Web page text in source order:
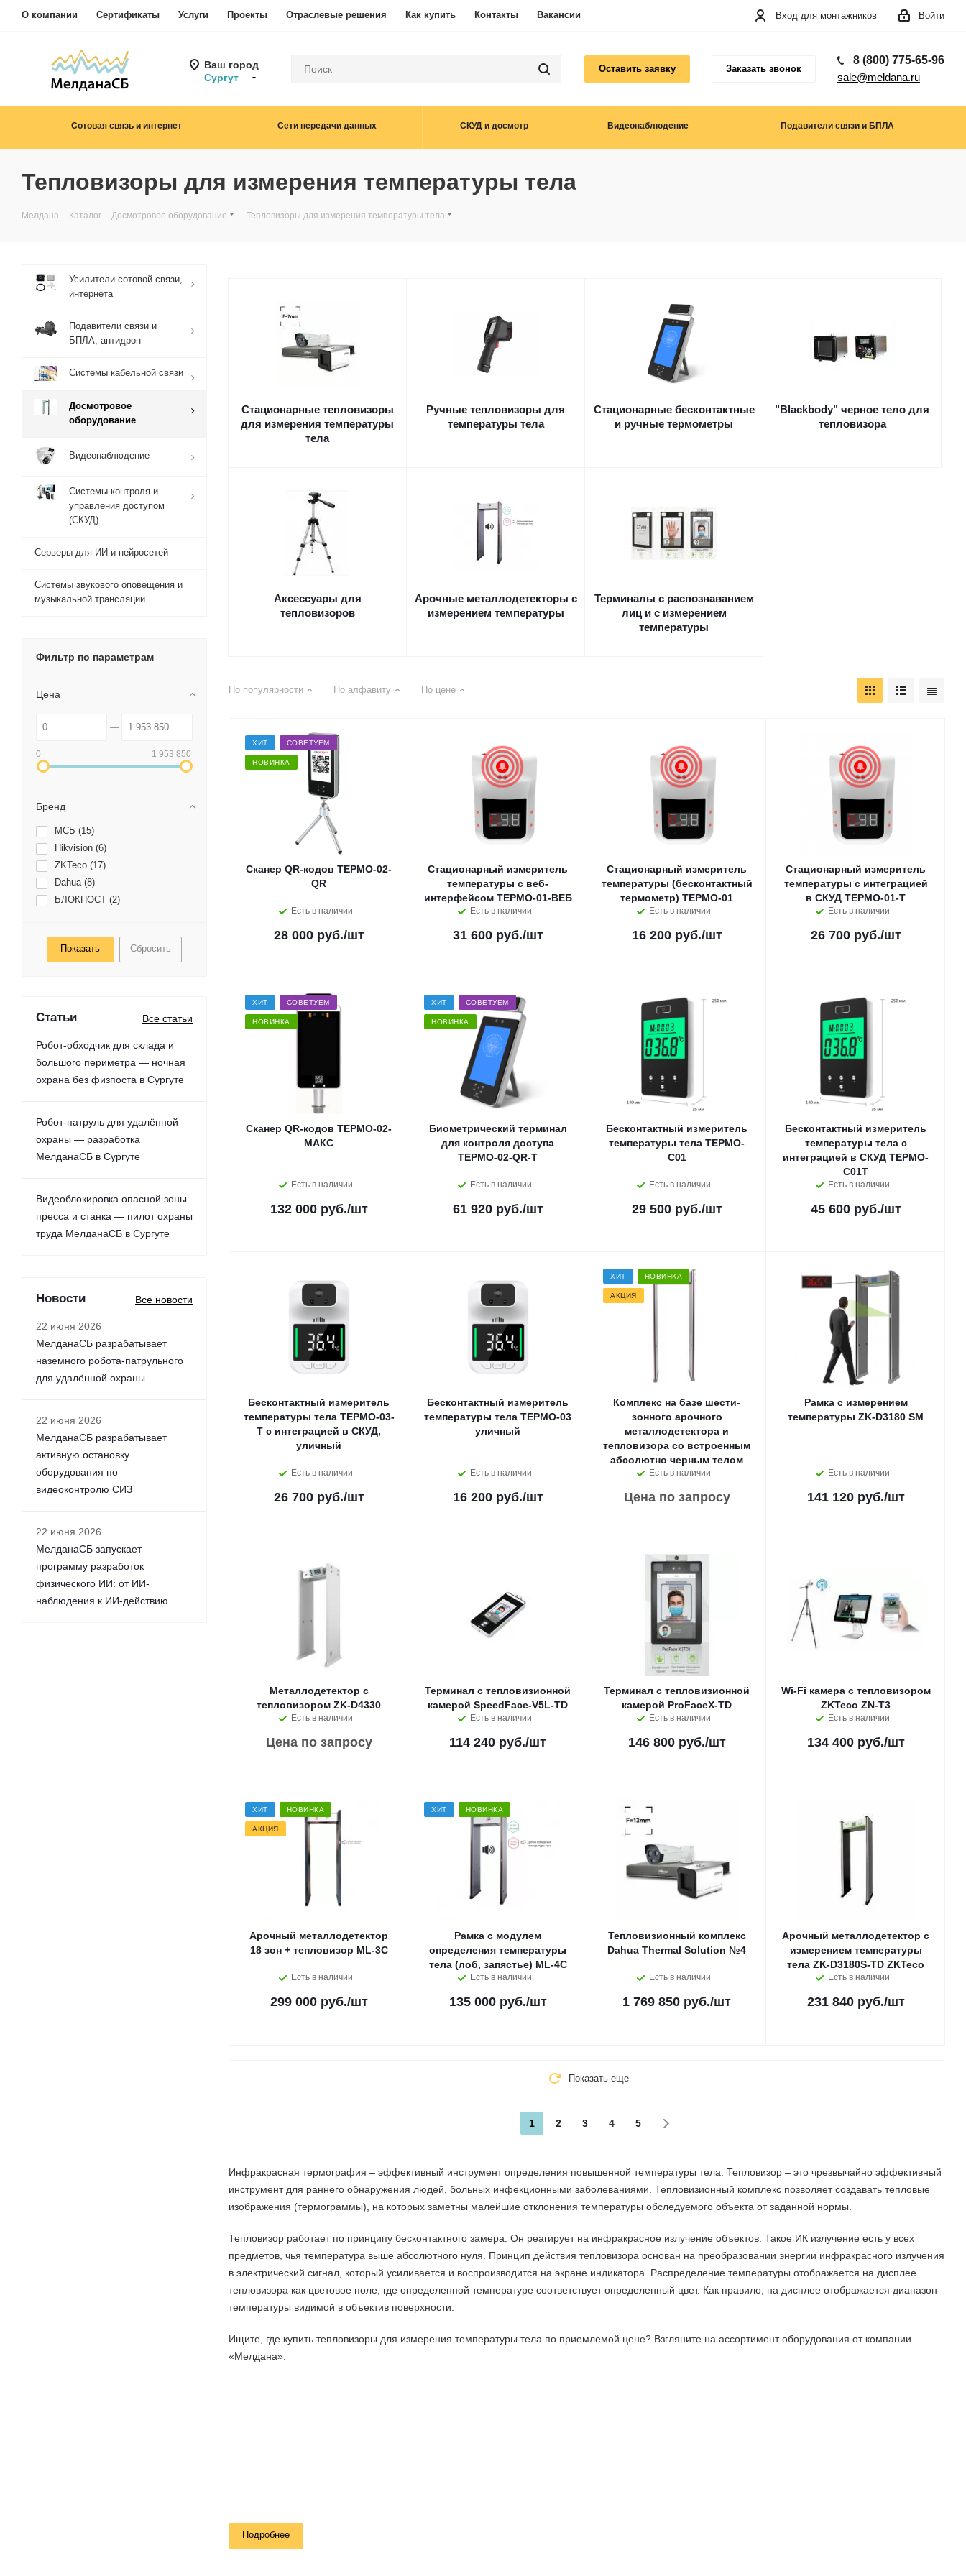
О компании Сертификаты Услуги Проекты Отраслевые решения Как купить Контакты Вакансии Войти
Вход для монтажников
Ваш город
Сургут
Оставить заявку Заказать звонок
8 (800) 775-65-96
sale@meldana.ru
Сотовая связь и интернет Сети передачи данных СКУД и досмотр Видеонаблюдение Подавители связи и БПЛА
Тепловизоры для измерения температуры тела
Мелдана - Каталог - Досмотровое оборудование - Тепловизоры для измерения температуры тела
Стационарные тепловизоры
для измерения температуры
тела
Ручные тепловизоры для
температуры тела
Стационарные бесконтактные
и ручные термометры
"Blackbody" черное тело для
тепловизора
Аксессуары для
тепловизоров
Арочные металлодетекторы с
измерением температуры
Терминалы с распознаванием
лиц и с измерением
температуры
По популярности По алфавиту По цене
ХИТ СОВЕТУЕМ
НОВИНКА
Сканер QR-кодов ТЕРМО-02-
QR
Есть в наличии
28 000 руб./шт
Стационарный измеритель
температуры с веб-
интерфейсом ТЕРМО-01-ВЕБ
Есть в наличии
31 600 руб./шт
Стационарный измеритель
температуры (бесконтактный
термометр) ТЕРМО-01
Есть в наличии
16 200 руб./шт
Стационарный измеритель
температуры с интеграцией
в СКУД ТЕРМО-01-Т
Есть в наличии
26 700 руб./шт
ХИТ СОВЕТУЕМ
НОВИНКА
Сканер QR-кодов ТЕРМО-02-
МАКС
Есть в наличии
132 000 руб./шт
ХИТ СОВЕТУЕМ
НОВИНКА
Биометрический терминал
для контроля доступа
ТЕРМО-02-QR-T
Есть в наличии
61 920 руб./шт
Бесконтактный измеритель
температуры тела ТЕРМО-
С01
Есть в наличии
29 500 руб./шт
Бесконтактный измеритель
температуры тела c
интеграцией в СКУД ТЕРМО-
С01Т
Есть в наличии
45 600 руб./шт
Бесконтактный измеритель
температуры тела ТЕРМО-03-
Т c интеграцией в СКУД,
уличный
Есть в наличии
26 700 руб./шт
Бесконтактный измеритель
температуры тела ТЕРМО-03
уличный
Есть в наличии
16 200 руб./шт
ХИТ НОВИНКА
АКЦИЯ
Комплекс на базе шести-
зонного арочного
металлодетектора и
тепловизора со встроенным
абсолютно черным телом
Есть в наличии
Цена по запросу
Рамка с измерением
температуры ZK-D3180 SM
Есть в наличии
141 120 руб./шт
Металлодетектор с
тепловизором ZK-D4330
Есть в наличии
Цена по запросу
Терминал с тепловизионной
камерой SpeedFace-V5L-TD
Есть в наличии
114 240 руб./шт
Терминал с тепловизионной
камерой ProFaceX-TD
Есть в наличии
146 800 руб./шт
Wi-Fi камера с тепловизором
ZKTeco ZN-T3
Есть в наличии
134 400 руб./шт
ХИТ НОВИНКА
АКЦИЯ
Арочный металлодетектор
18 зон + тепловизор ML-3C
Есть в наличии
299 000 руб./шт
ХИТ НОВИНКА
Рамка с модулем
определения температуры
тела (лоб, запястье) ML-4C
Есть в наличии
135 000 руб./шт
Тепловизионный комплекс
Dahua Thermal Solution №4
Есть в наличии
1 769 850 руб./шт
Арочный металлодетектор с
измерением температуры
тела ZK-D3180S-TD ZKTeco
Есть в наличии
231 840 руб./шт
Показать еще
1 2 3 4 5
Инфракрасная термография – эффективный инструмент определения повышенной температуры тела. Тепловизор – это чрезвычайно эффективный
инструмент для раннего обнаружения людей, больных инфекционными заболеваниями. Тепловизионный комплекс позволяет создавать тепловые
изображения (термограммы), на которых заметны малейшие отклонения температуры обследуемого объекта от заданной нормы.
Тепловизор работает по принципу бесконтактного замера. Он реагирует на инфракрасное излучение объектов. Такое ИК излучение есть у всех
предметов, чья температура выше абсолютного нуля. Принцип действия тепловизора основан на преобразовании энергии инфракрасного излучения
в электрический сигнал, который усиливается и воспроизводится на экране индикатора. Распределение температуры отображается на дисплее
тепловизора как цветовое поле, где определенной температуре соответствует определенный цвет. Как правило, на дисплее отображается диапазон
температуры видимой в объектив поверхности.
Ищите, где купить тепловизоры для измерения температуры тела по приемлемой цене? Взгляните на ассортимент оборудования от компании
«Мелдана».
Подробнее
Усилители сотовой связи,
интернета
Подавители связи и
БПЛА, антидрон
Системы кабельной связи
Досмотровое
оборудование
Видеонаблюдение
Системы контроля и
управления доступом
(СКУД)
Серверы для ИИ и нейросетей
Системы звукового оповещения и
музыкальной трансляции
Фильтр по параметрам
Цена
0 1 953 850
Бренд
МСБ (15)
Hikvision (6)
ZKTeco (17)
Dahua (8)
БЛОКПОСТ (2)
Сбросить
Статьи Все статьи
Робот-обходчик для склада и
большого периметра — ночная
охрана без физпоста в Сургуте
Робот-патруль для удалённой
охраны — разработка
МелданаСБ в Сургуте
Видеоблокировка опасной зоны
пресса и станка — пилот охраны
труда МелданаСБ в Сургуте
Новости Все новости
22 июня 2026
МелданаСБ разрабатывает
наземного робота-патрульного
для удалённой охраны
22 июня 2026
МелданаСБ разрабатывает
активную остановку
оборудования по
видеоконтролю СИЗ
22 июня 2026
МелданаСБ запускает
программу разработок
физического ИИ: от ИИ-
наблюдения к ИИ-действию